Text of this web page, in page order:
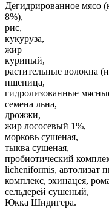
Дегидрированное мясо
8%),
рис,
кукуруза,
жир
куриный,
растительные волокна
пшеница,
гидролизованные
семена льна,
дрожжи,
жир лососевый 1%,
морковь сушеная,
тыква сушеная,
пробиотический
licheniformis,
комплекс, эхинацея,
сельдерей сушеный,
Юкка Шидигера.